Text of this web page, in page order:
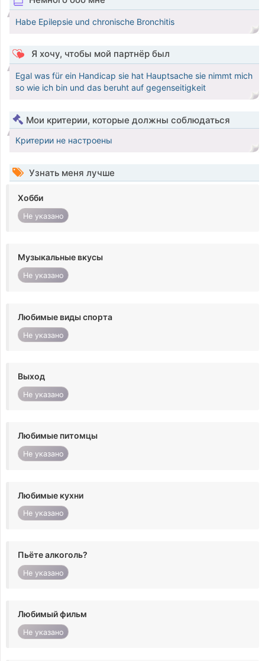
Habe Epilepsie und chronische Bronchitis
Я хочу, чтобы мой партнёр был
Egal was für ein Handicap sie hat Hauptsache sie nimmt mich
so wie ich bin und das beruht auf gegenseitigkeit
Мои критерии, которые должны соблюдаться
Критерии не настроены
Узнать меня лучше
Хобби
Не указано
Музыкальные вкусы
Не указано
Любимые виды спорта
Не указано
Выход
Не указано
Любимые питомцы
Не указано
Любимые кухни
Не указано
Пьёте алкоголь?
Не указано
Любимый фильм
Не указано